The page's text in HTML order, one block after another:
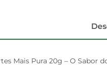
Mais Pura 20g – O Sabor